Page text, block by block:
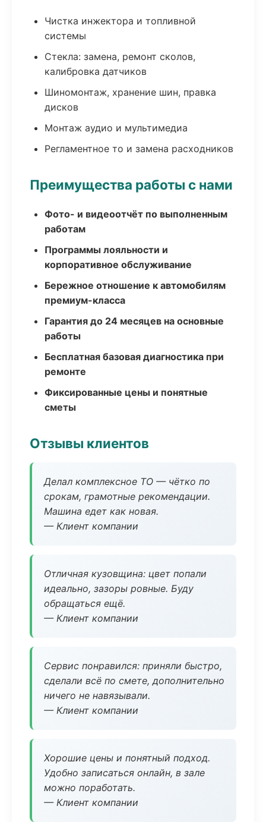
Чистка инжектора и топливной
системы
Стекла: замена, ремонт сколов,
калибровка датчиков
Шиномонтаж, хранение шин, правка
дисков
Монтаж аудио и мультимедиа
Регламентное то и замена расходников
Преимущества работы с нами
Фото- и видеоотчёт по выполненным
работам
Программы лояльности и
корпоративное обслуживание
Бережное отношение к автомобилям
премиум-класса
Гарантия до 24 месяцев на основные
работы
Бесплатная базовая диагностика при
ремонте
Фиксированные цены и понятные
сметы
Отзывы клиентов
Делал комплексное ТО — чётко по
срокам, грамотные рекомендации.
Машина едет как новая.
— Клиент компании
Отличная кузовщина: цвет попали
идеально, зазоры ровные. Буду
обращаться ещё.
— Клиент компании
Сервис понравился: приняли быстро,
сделали всё по смете, дополнительно
ничего не навязывали.
— Клиент компании
Хорошие цены и понятный подход.
Удобно записаться онлайн, в зале
можно поработать.
— Клиент компании